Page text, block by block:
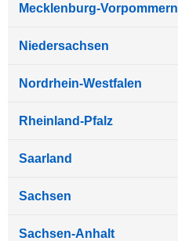
Mecklenburg-Vorpommern
Niedersachsen
Nordrhein-Westfalen
Rheinland-Pfalz
Saarland
Sachsen
Sachsen-Anhalt